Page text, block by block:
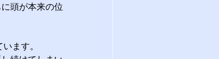
頭が本来の位
ます。